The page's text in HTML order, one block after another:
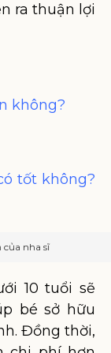
ra thuận lợi
không?
tốt không?
nha sĩ
10 tuổi sẽ
bé sở hữu
Đồng thời,